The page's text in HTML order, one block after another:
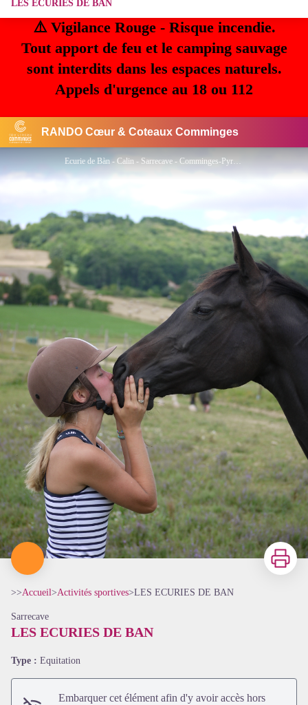
⚠️ Vigilance Rouge - Risque incendie.
Tout apport de feu et le camping sauvage
sont interdits dans les espaces naturels.
Appels d'urgence au 18 ou 112
RANDO Cœur & Coteaux Comminges
LES ECURIES DE BAN
Ecurie de Bàn - Calin - Sarrecave - Comminges-Pyrénées - Amélie HETIER
Imprimer
>>Accueil>Activités sportives>LES ECURIES DE BAN
Sarrecave
LES ECURIES DE BAN
Type : Equitation
Embarquer cet élément afin d'y avoir accès hors